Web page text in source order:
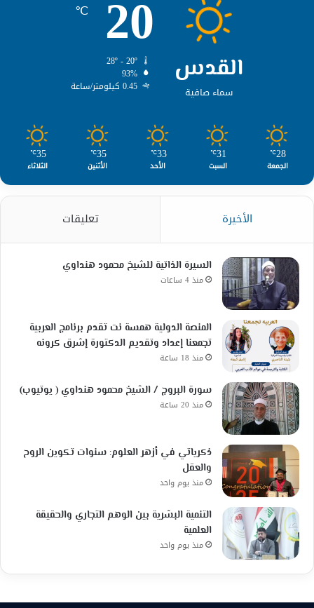
القدس
سماء صافية
20
℃
93%
0.45 كيلومتر/ساعة
28
℃
الجمعة
31
℃
السبت
33
℃
الأحد
35
℃
الأثنين
35
℃
الثلاثاء
الأخيرة تعليقات
السيرة الذاتية للشيخ محمود هنداوي
منذ 4 ساعات
المنصة الدولية همسة نت تقدم برنامج العربية
تجمعنا إعداد وتقديم الدكتورة إشرق كرونه
منذ 18 ساعة
سورة البروج / الشيخ محمود هنداوي ( يوتيوب)
منذ 20 ساعة
ذكرياتي في أزهر العلوم: سنوات تكوين الروح
والعقل
منذ يوم واحد
التنمية البشرية بين الوهم التجاري والحقيقة
العلمية
منذ يوم واحد